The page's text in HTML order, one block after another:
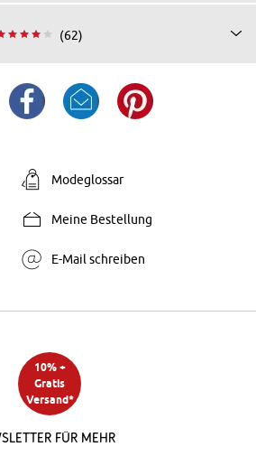
(62)
Modeglossar
Meine Bestellung
E-Mail schreiben
10% +
Gratis
Versand*
für mehr